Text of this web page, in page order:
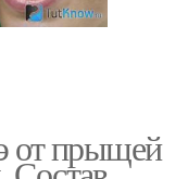
от прыщей